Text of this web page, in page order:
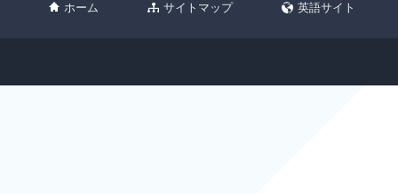
ホーム サイトマップ 英語サイト